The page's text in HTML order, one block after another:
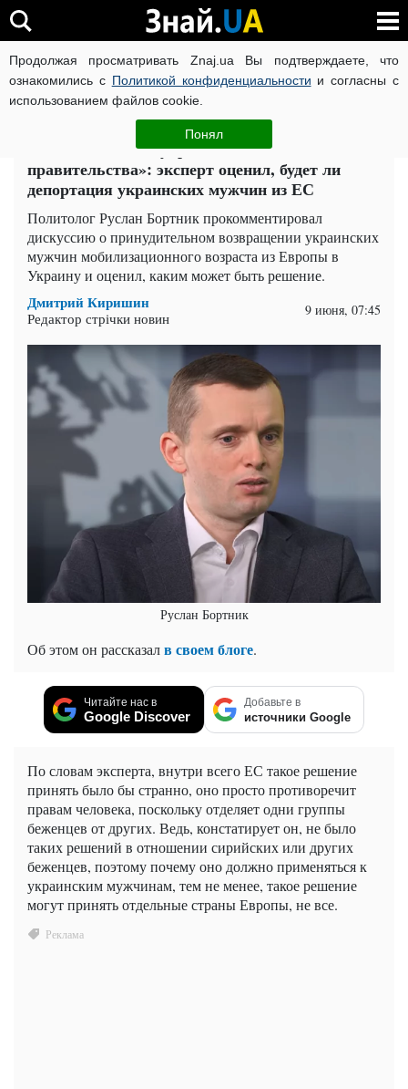
Продолжая просматривать Znaj.ua Вы подтверждаете, что
ознакомились с Политикой конфиденциальности и согласны с
использованием файлов cookie.
Понял
ВОЙНА РОССИИ ПРОТИВ УКРАИНЫ КОРОНАВИРУС В
Политика ЧИТАТИ УКРАЇНСЬКОЮ
«Это инициатива украинского
правительства»: эксперт оценил, будет ли
депортация украинских мужчин из ЕС
Политолог Руслан Бортник прокомментировал
дискуссию о принудительном возвращении украинских
мужчин мобилизационного возраста из Европы в
Украину и оценил, каким может быть решение.
Дмитрий Киришин
Редактор стрічки новин 9 июня, 07:45
Руслан Бортник
Об этом он рассказалв своем блоге.
Читайте нас в
Google Discover
Добавьте в
источники Google
По словам эксперта, внутри всего ЕС такое решение
принять было бы странно, оно просто противоречит
правам человека, поскольку отделяет одни группы
беженцев от других. Ведь, констатирует он, не было
таких решений в отношении сирийских или других
беженцев, поэтому почему оно должно применяться к
украинским мужчинам, тем не менее, такое решение
могут принять отдельные страны Европы, не все.